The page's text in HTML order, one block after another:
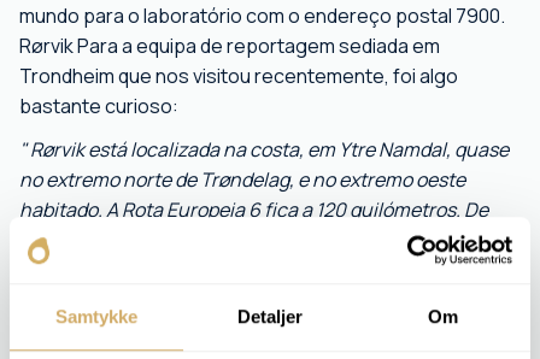
Samtykke Detaljer Om
mundo para o laboratório com o endereço postal 7900.
Rørvik Para a equipa de reportagem sediada em
Trondheim que nos visitou recentemente, foi algo
bastante curioso:
" Rørvik está localizada na costa, em Ytre Namdal, quase
no extremo norte de Trøndelag, e no extremo oeste
habitado. A Rota Europeia 6 fica a 120 quilómetros. De
carro e ferry, Trondheim fica seis horas mais a sul",
escreve o jornalista na reportagem (disponível apenas
– Para nós, a nossa localização é a mais natural do